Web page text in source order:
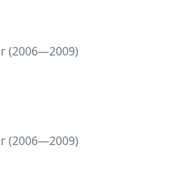
(2006—2009)
(2006—2009)